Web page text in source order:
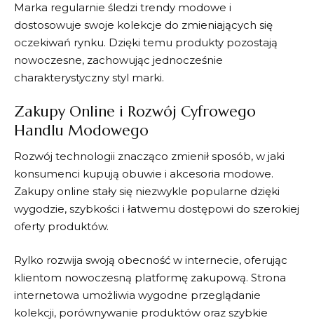
Marka regularnie śledzi trendy modowe i
dostosowuje swoje kolekcje do zmieniających się
oczekiwań rynku. Dzięki temu produkty pozostają
nowoczesne, zachowując jednocześnie
charakterystyczny styl marki.
Zakupy Online i Rozwój Cyfrowego
Handlu Modowego
Rozwój technologii znacząco zmienił sposób, w jaki
konsumenci kupują obuwie i akcesoria modowe.
Zakupy online stały się niezwykle popularne dzięki
wygodzie, szybkości i łatwemu dostępowi do szerokiej
oferty produktów.
Rylko rozwija swoją obecność w internecie, oferując
klientom nowoczesną platformę zakupową. Strona
internetowa umożliwia wygodne przeglądanie
kolekcji, porównywanie produktów oraz szybkie